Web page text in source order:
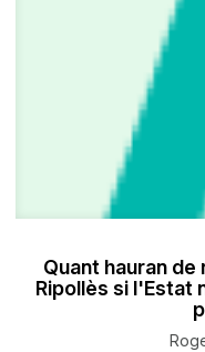
Quant hauran
Ripollès si l'Estat